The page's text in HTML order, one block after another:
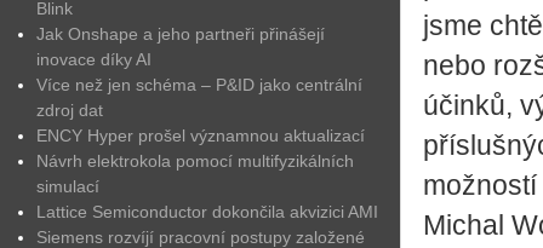
Blink
Jak Onshape a jeho partneři přinášejí
inovace díky AI
Více než jen schéma – P&ID jako centrální
zdroj dat
ENCY Hyper prošel významnou aktualizací
Návrh elektrokola pomocí multifyzikálních
simulací
Lattice Semiconductor dokončila akvizici AMI
Siemens rozvíjí pracovní postupy založené
jsme
nebo
účinků,
Michal